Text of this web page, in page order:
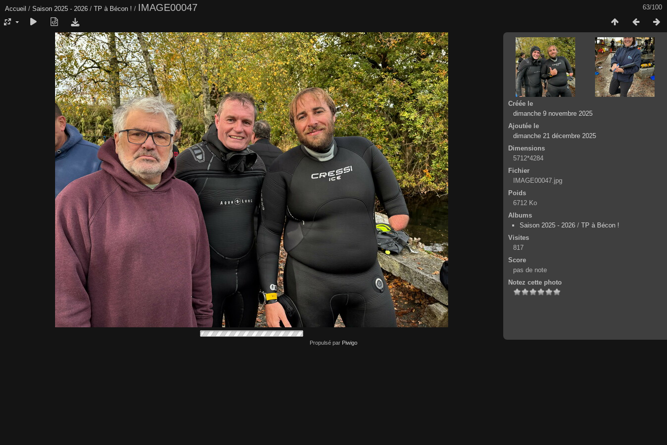
63/100
Accueil / Saison 2025 - 2026 / TP à Bécon ! / IMAGE00047
Créée le
dimanche 9 novembre 2025
Ajoutée le
dimanche 21 décembre 2025
Dimensions
5712*4284
Fichier
IMAGE00047.jpg
Poids
6712 Ko
Albums
Saison 2025 - 2026 / TP à Bécon !
Visites
817
Score
pas de note
Notez cette photo
Propulsé par Piwigo